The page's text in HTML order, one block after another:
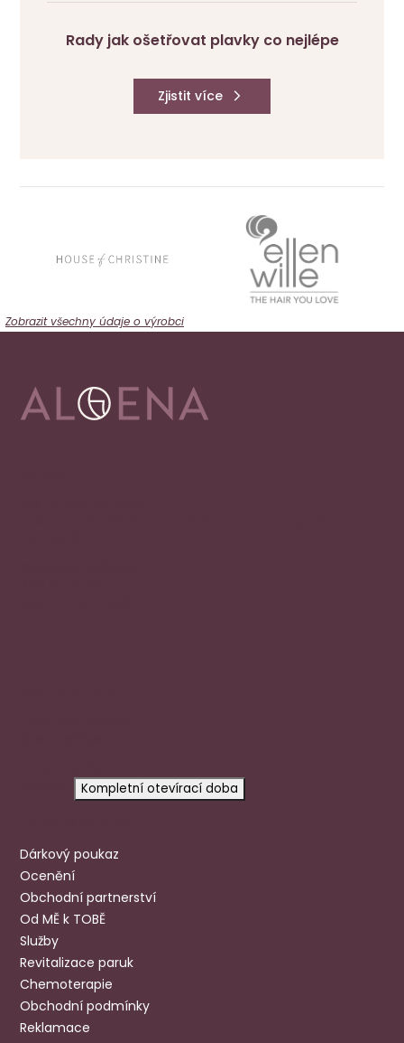
Zobrazit všechny údaje o výrobci
Rady jak ošetřovat plavky co nejlépe
Zjistit více
Kompletní otevírací doba
Dárkový poukaz
Ocenění
Obchodní partnerství
Od MĚ k TOBĚ
Služby
Revitalizace paruk
Chemoterapie
Obchodní podmínky
Reklamace